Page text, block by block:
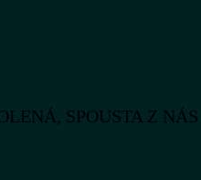
SPOUSTA Z